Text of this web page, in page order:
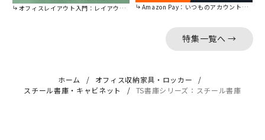
オフィスレイアウト入門：レイアウトの基本をご紹介。 Amazon Pay：いつものアカウントで簡単に決済可能。
特集一覧へ →
ホーム
オフィス収納家具・ロッカー
スチール書庫・キャビネット
TS書庫シリーズ：スチール書庫